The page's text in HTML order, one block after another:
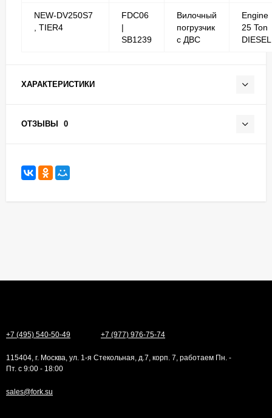
NEW-DV250S7
, TIER4
FDC06
|
SB1239
Вилочный
погрузчик
с ДВС
Engine
25 Ton
DIESEL
ХАРАКТЕРИСТИКИ
ОТЗЫВЫ 0
+7 (495) 540-50-49 +7 (977) 976-75-74
115404, г. Москва, ул. 1-я Стекольная, д.7, корп. 7, работаем Пн. -
Пт. с 9:00 - 18:00
sales@fork.su